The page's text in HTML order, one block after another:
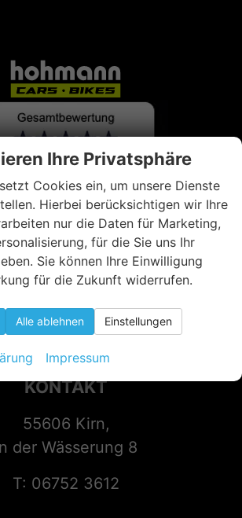
KONTAKT
55606 Kirn,
der Wässerung 8
T: 06752 3612
Ihre Privatsphäre
Cookies ein, um unsere Dienste
Hierbei berücksichtigen wir Ihre
nur die Daten für Marketing,
für die Sie uns Ihr
Sie können Ihre Einwilligung
für die Zukunft widerrufen.
Alle ablehnen Einstellungen
Impressum